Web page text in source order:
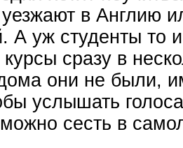
в Англию
А уж студенты то
сразу в
они не были,
услышать
можно сесть в